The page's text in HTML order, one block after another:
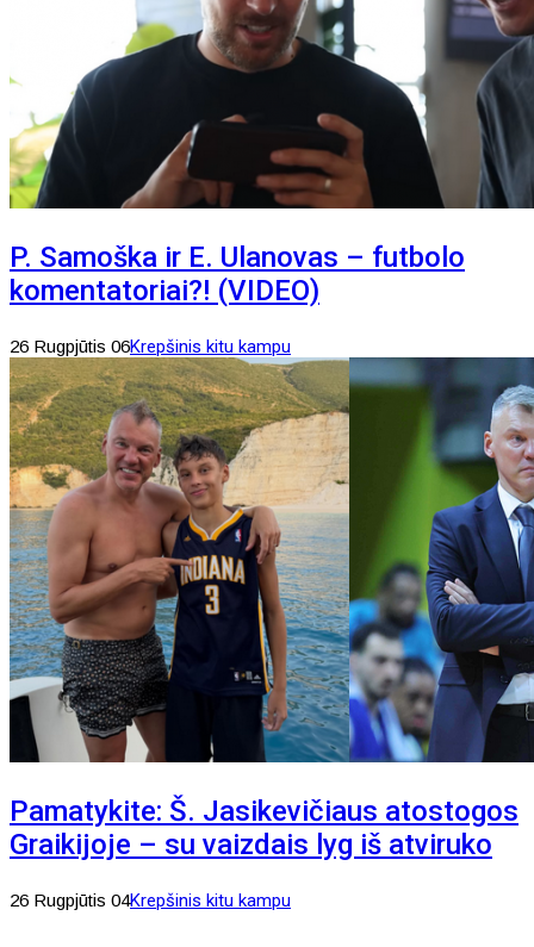
P. Samoška ir E. Ulanovas – futbolo
komentatoriai?! (VIDEO)
26 Rugpjūtis 06Krepšinis kitu kampu
Pamatykite: Š. Jasikevičiaus atostogos
Graikijoje – su vaizdais lyg iš atviruko
26 Rugpjūtis 04Krepšinis kitu kampu